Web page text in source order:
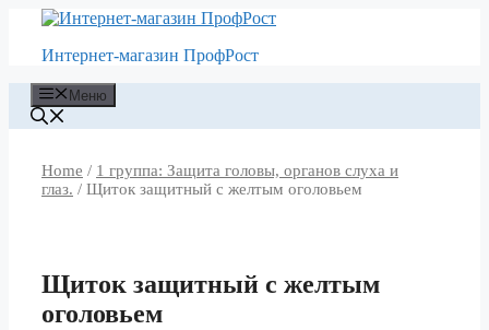
Перейти
содержимому
Интернет-магазин ПрофРост
Меню
Home / 1 группа: Защита головы, органов слуха и
глаз. / Щиток защитный с желтым оголовьем
Щиток защитный с желтым
оголовьем